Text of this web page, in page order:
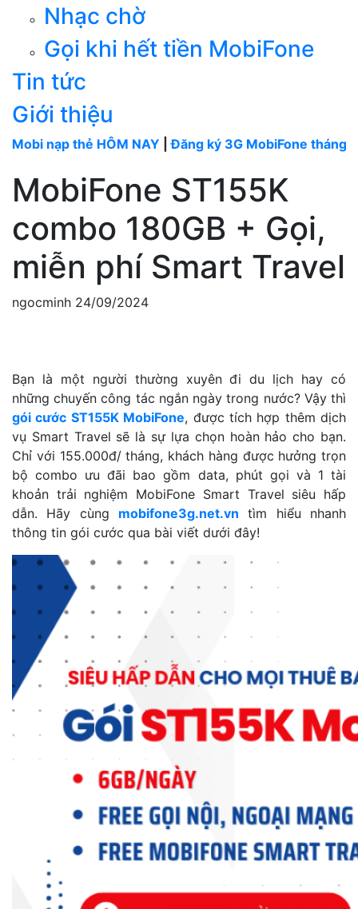
Nhạc chờ
Gọi khi hết tiền MobiFone
Tin tức
Giới thiệu
thẻ HÔM NAY|Đăng ký 3G MobiFone tháng----
MobiFone ST155K
combo 180GB + Gọi,
miễn phí Smart Travel
ngocminh 24/09/2024
Bạn là một người thường xuyên đi du lịch hay có
những chuyến công tác ngắn ngày trong nước? Vậy thì
gói cước ST155K MobiFone, được tích hợp thêm dịch
vụ Smart Travel sẽ là sự lựa chọn hoàn hảo cho bạn.
Chỉ với 155.000đ/ tháng, khách hàng được hưởng trọn
bộ combo ưu đãi bao gồm data, phút gọi và 1 tài
khoản trải nghiệm MobiFone Smart Travel siêu hấp
dẫn. Hãy cùng mobifone3g.net.vn tìm hiểu nhanh
thông tin gói cước qua bài viết dưới đây!